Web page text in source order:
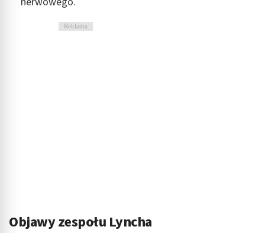
Reklama
Objawy zespołu Lyncha